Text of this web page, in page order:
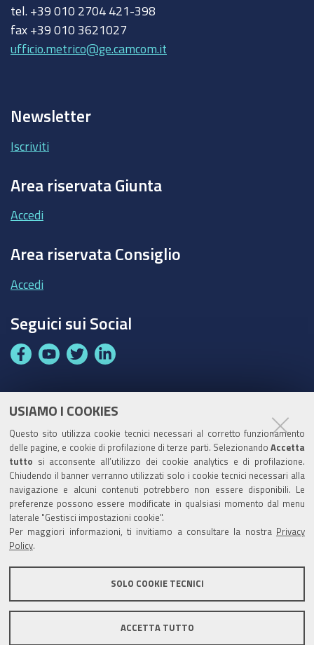
USIAMO I COOKIES
Questo sito utilizza cookie tecnici necessari al corretto funzionamento
delle pagine, e cookie di profilazione di terze parti. Selezionando Accetta
tutto si acconsente all’utilizzo dei cookie analytics e di profilazione.
Chiudendo il banner verranno utilizzati solo i cookie tecnici necessari alla
navigazione e alcuni contenuti potrebbero non essere disponibili. Le
preferenze possono essere modificate in qualsiasi momento dal menu
laterale "Gestisci impostazioni cookie".
Per maggiori informazioni, ti invitiamo a consultare la nostra
Privacy
Policy
SOLO COOKIE TECNICI
ACCETTA TUTTO
tel. +39 010 2704 421-398
fax +39 010 3621027
ufficio.metrico@ge.camcom.it
Newsletter
Iscriviti
Area riservata Giunta
Accedi
Area riservata Consiglio
Accedi
Seguici sui Social
F
c
e
b
o
o
Y
u
t
b
e
T
i
t
e
r
L
n
k
d
I
n
Codice Univoco Ufficio:UF1SDE
I soggetti privati potranno effettuare i pagamenti
tramite PagoPA con Modalità diretta o con Avviso di
pagamento al seguente linkPaga con PagoPA
Codice IBAN per le pubbliche amministrazioni
comprese nel regime di Tesoreria Unica presso la
Banca D’Italia: IT96Z0100004306TU0000007079